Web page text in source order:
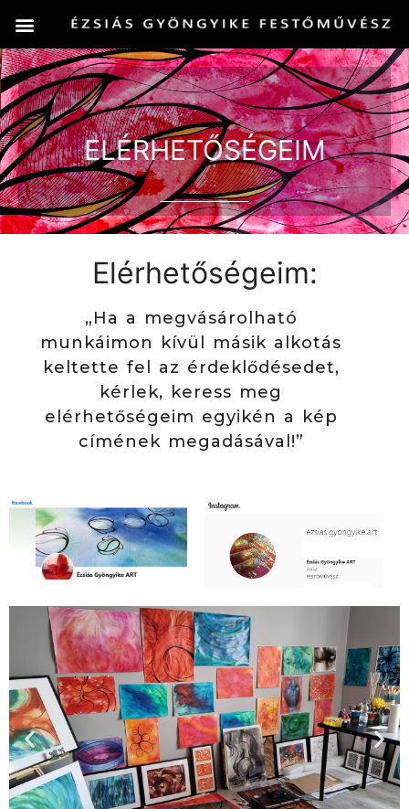
ELÉRHETŐSÉGEIM
Elérhetőségeim:
„Ha a megvásárolható
munkáimon kívül másik alkotás
keltette fel az érdeklődésedet,
kérlek, keress meg
elérhetőségeim egyikén a kép
címének megadásával!”